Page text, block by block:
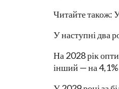
Читайте також:
У наступні два
На 2028 рік
інший — на 4,1%